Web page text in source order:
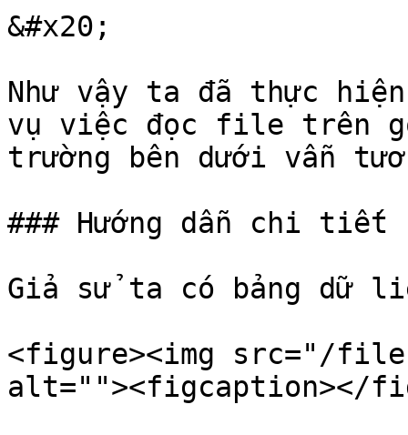
&#x20;
Như vậy ta đã thực
vụ việc đọc file trên
trường bên dưới vẫn
### Hướng dẫn chi tiết
Giả sử ta có bảng dữ
<figure><img src="/files/
alt=""><figcaption></